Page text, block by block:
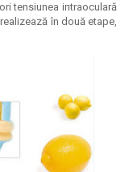
tensiunea intraoculară
în două etape,